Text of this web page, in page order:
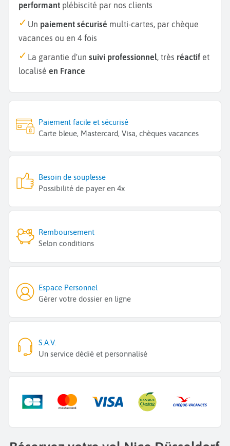
performant plébiscité par nos clients
Un paiement sécurisé multi-cartes, par chèque
vacances ou en 4 fois
La garantie d'un suivi professionnel, très réactif et
localisé en France
Paiement facile et sécurisé
Carte bleue, Mastercard, Visa, chèques vacances
Besoin de souplesse
Possibilité de payer en 4x
Remboursement
Selon conditions
Espace Personnel
Gérer votre dossier en ligne
S.A.V.
Un service dédié et personnalisé